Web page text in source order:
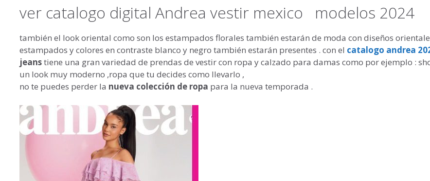
ver catalogo digital Andrea vestir mexico modelos 2024
también el look oriental como son los estampados florales también estarán de moda con diseños
estampados y colores en contraste blanco y negro también estarán presentes . con el catalogo andrea
jeanstiene una gran variedad de prendas de vestir con ropa y calzado para damas como por ejemplo :
un look muy moderno ,ropa que tu decides como llevarlo ,
no te puedes perder la nueva colección de ropa para la nueva temporada .